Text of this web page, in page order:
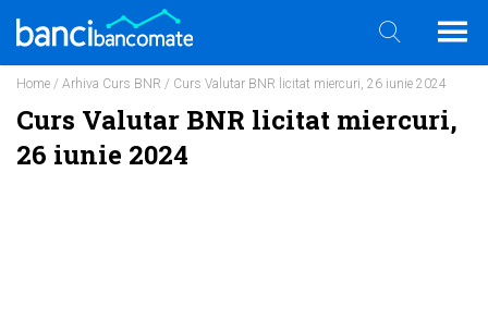
Home / Arhiva Curs BNR / Curs Valutar BNR licitat miercuri, 26 iunie 2024
Curs Valutar BNR licitat miercuri,
26 iunie 2024